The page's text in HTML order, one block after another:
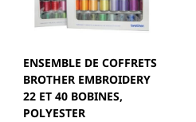
ENSEMBLE DE COFFRETS
BROTHER EMBROIDERY
22 ET 40 BOBINES,
POLYESTER